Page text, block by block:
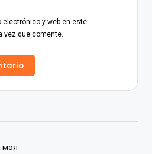
electrónico y web en este
vez que comente.
моя